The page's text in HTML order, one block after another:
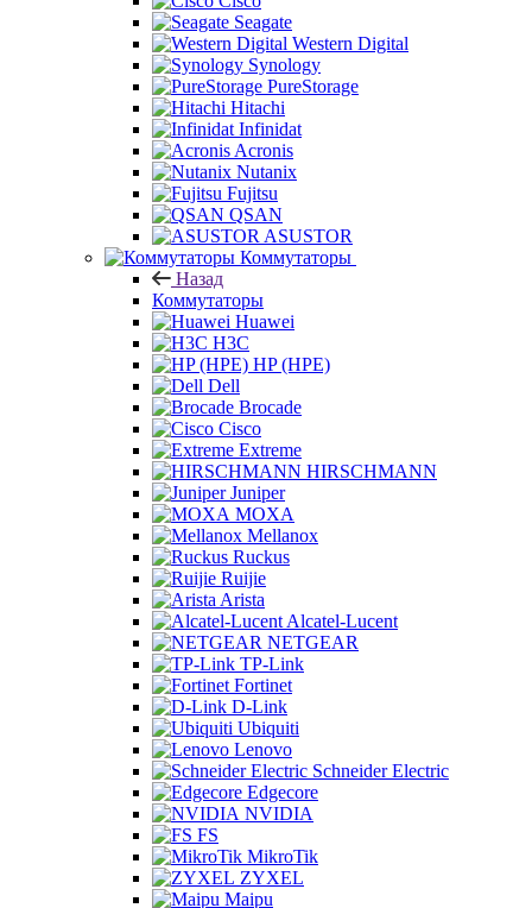
Seagate
Western Digital
Synology
PureStorage
Hitachi
Infinidat
Acronis
Nutanix
Fujitsu
QSAN
ASUSTOR
Коммутаторы
Назад
Коммутаторы
Huawei
H3C
HP (HPE)
Dell
Brocade
Cisco
Extreme
HIRSCHMANN
Juniper
MOXA
Mellanox
Ruckus
Ruijie
Arista
Alcatel-Lucent
NETGEAR
TP-Link
Fortinet
D-Link
Ubiquiti
Lenovo
Schneider Electric
Edgecore
NVIDIA
FS
MikroTik
ZYXEL
Maipu